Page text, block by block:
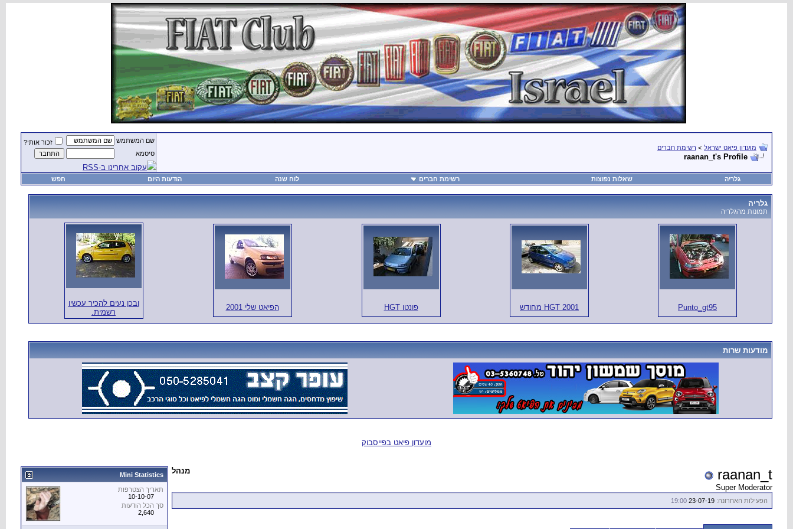
מועדון פיאט ישראל > רשימת חברים
raanan_t's Profile
שם המשתמש
זכור אותי?
סיסמא
עקוב אחרינו ב-RSS
גלריה שאלות נפוצות רשימת חברים לוח שנה הודעות היום חפש
גלריה
תמונות מהגלריה
Punto_gt95 HGT 2001 מחודש פונטו HGT הפיאט שלי 2001
ובכן נעים להכיר עכשיו
רשמית.
מודעות שרות
מועדון פיאט בפייסבוק
מנהל raanan_t
Super Moderator
הפעילות האחרונה: 19:00
Mini Statistics
תאריך הצטרפות
10-10-07
סך הכל הודעות
2,640